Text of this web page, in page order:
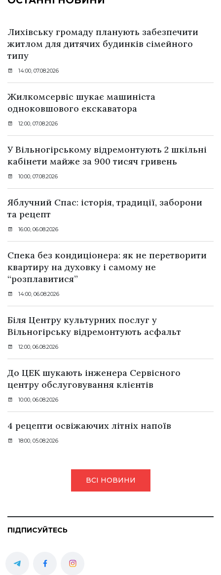
Лихівську громаду планують забезпечити
житлом для дитячих будинків сімейного
типу
14:00, 07.08.2026
Жилкомсервіс шукає машиніста
одноковшового екскаватора
12:00, 07.08.2026
У Вільногірському відремонтують 2 шкільні
кабінети майже за 900 тисяч гривень
10:00, 07.08.2026
Яблучний Спас: історія, традиції, заборони
та рецепт
16:00, 06.08.2026
Спека без кондиціонера: як не перетворити
квартиру на духовку і самому не
“розплавитися”
14:00, 06.08.2026
Біля Центру культурних послуг у
Вільногірську відремонтують асфальт
12:00, 06.08.2026
До ЦЕК шукають інженера Сервісного
центру обслуговування клієнтів
10:00, 06.08.2026
4 рецепти освіжаючих літніх напоїв
18:00, 05.08.2026
ВСІ НОВИНИ
ПІДПИСУЙТЕСЬ